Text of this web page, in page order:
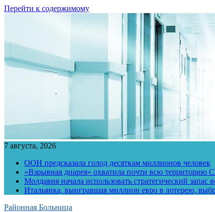
Перейти к содержимому
7 августа, 2026
ООН предсказала голод десяткам миллионов человек
«Взрывная диарея» охватила почти всю территорию
Молдавия начала использовать стратегический запас
Итальянка, выигравшая миллион евро в лотерею,
Районная Больница